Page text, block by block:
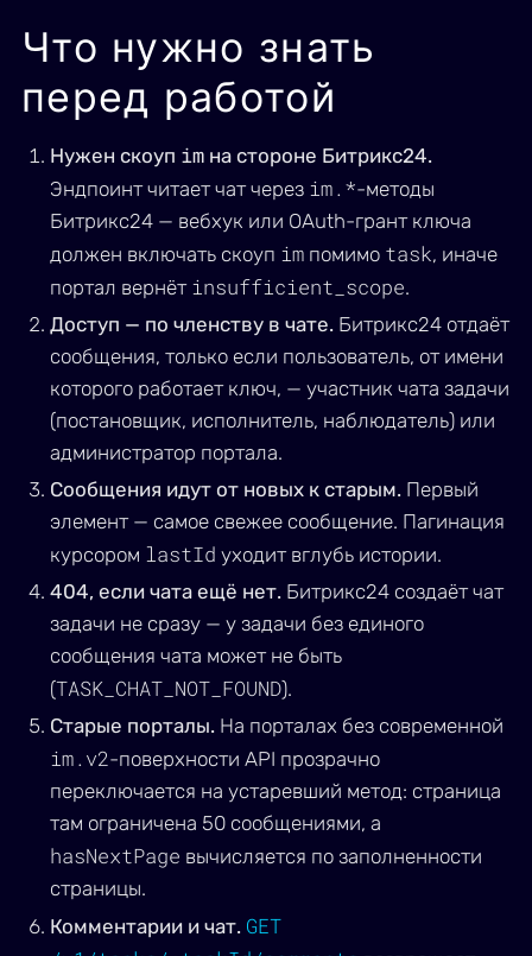
Что нужно знать
перед работой
Нужен скоуп im на стороне Битрикс24.
Эндпоинт читает чат через im.*-методы
Битрикс24 — вебхук или OAuth-грант ключа
должен включать скоуп im помимо task, иначе
портал вернёт insufficient_scope.
Доступ — по членству в чате. Битрикс24 отдаёт
сообщения, только если пользователь, от имени
которого работает ключ, — участник чата задачи
(постановщик, исполнитель, наблюдатель) или
администратор портала.
Сообщения идут от новых к старым. Первый
элемент — самое свежее сообщение. Пагинация
курсором lastId уходит вглубь истории.
404, если чата ещё нет. Битрикс24 создаёт чат
задачи не сразу — у задачи без единого
сообщения чата может не быть
(TASK_CHAT_NOT_FOUND).
Старые порталы. На порталах без современной
im.v2-поверхности API прозрачно
переключается на устаревший метод: страница
там ограничена 50 сообщениями, а
hasNextPage вычисляется по заполненности
страницы.
Комментарии и чат. GET